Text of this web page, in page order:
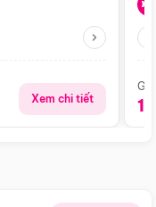
Xem chi tiết